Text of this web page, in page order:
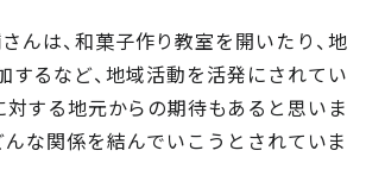
さんは、和菓子作り教室を開いたり、地
するなど、地域活動を活発にされてい
対する地元からの期待もあると思いま
んな関係を結んでいこうとされていま